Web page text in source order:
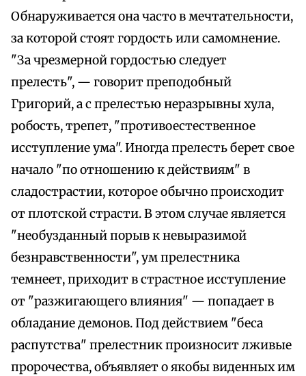
Обнаруживается она часто в мечтательности,
за которой стоят гордость или самомнение.
"За чрезмерной гордостью следует
прелесть", — говорит преподобный
Григорий, а с прелестью неразрывны хула,
робость, трепет, "противоестественное
исступление ума". Иногда прелесть берет свое
начало "по отношению к действиям" в
сладострастии, которое обычно происходит
от плотской страсти. В этом случае является
"необузданный порыв к невыразимой
безнравственности", ум прелестника
темнеет, приходит в страстное исступление
от "разжигающего влияния" — попадает в
обладание демонов. Под действием "беса
распутства" прелестник произносит лживые
пророчества, объявляет о якобы виденных им